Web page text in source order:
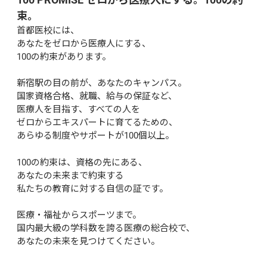
束。
首都医校には、
あなたをゼロから医療人にする、
100の約束があります。
新宿駅の目の前が、あなたのキャンパス。
国家資格合格、就職、給与の保証など、
医療人を目指す、すべての人を
ゼロからエキスパートに育てるための、
あらゆる制度やサポートが100個以上。
100の約束は、資格の先にある、
あなたの未来まで約束する
私たちの教育に対する自信の証です。
医療・福祉からスポーツまで。
国内最大級の学科数を誇る医療の総合校で、
あなたの未来を見つけてください。